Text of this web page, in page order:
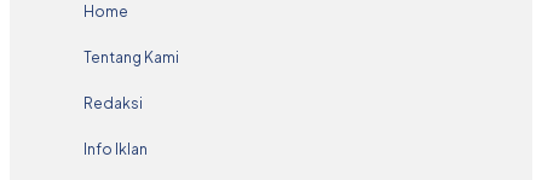
Home
Tentang Kami
Redaksi
Info Iklan